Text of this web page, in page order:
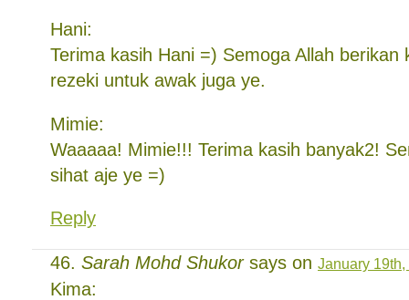
Hani:
Terima kasih Hani =) Semoga Allah berikan
rezeki untuk awak juga ye.
Mimie:
Waaaaa! Mimie!!! Terima kasih banyak2!
sihat aje ye =)
Reply
Sarah Mohd Shukorsays on January
Kima: